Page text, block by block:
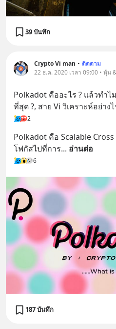
39 บันทึก
Crypto Vi man • ติดตาม
22 ธ.ค. 2020 เวลา 09:00 • หุ้น
Polkadot คืออะไร ? แล้วทำไ
ที่สุด ?, สาย Vi วิเคราะห์อย่างไ
2
Polkadot คือ Scalable
โฟกัสไปที่การ... อ่านต่อ
6
187 บันทึก